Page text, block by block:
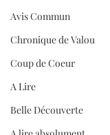
Avis Commun
Chronique de Valou
Coup de Coeur
A Lire
Belle Découverte